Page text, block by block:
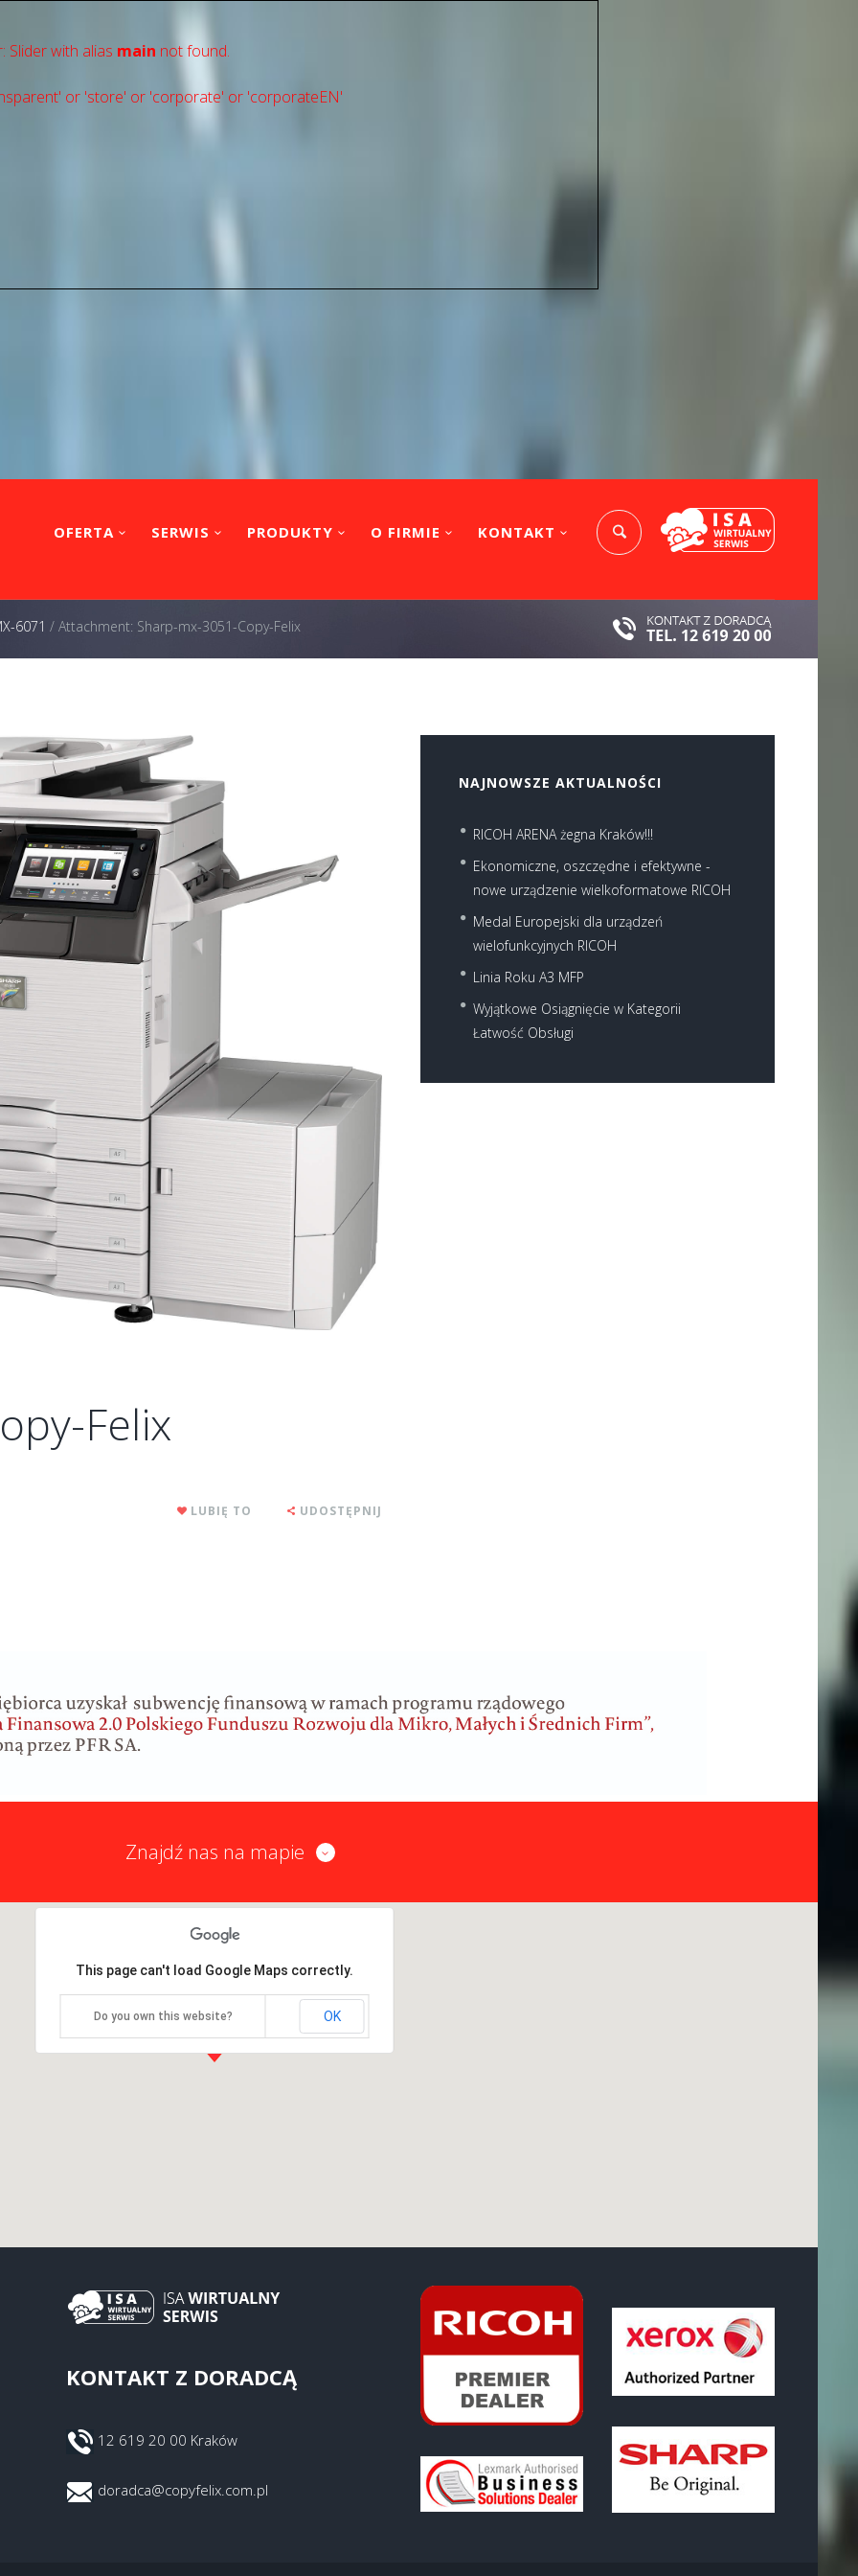
Slider with alias main not found.
or 'store' or 'сorporate' or 'corporateEN'
OFERTA SERWIS PRODUKTY O FIRMIE KONTAKT
6071 / Attachment: Sharp-mx-3051-Copy-Felix
Next item
...
Felix
LUBIĘ TO UDOSTĘPNIJ
NAJNOWSZE AKTUALNOŚCI
RICOH ARENA żegna Kraków!!!
Ekonomiczne, oszczędne i efektywne -
nowe urządzenie wielkoformatowe RICOH
Medal Europejski dla urządzeń
wielofunkcyjnych RICOH
Linia Roku A3 MFP
Wyjątkowe Osiągnięcie w Kategorii
Łatwość Obsługi
Znajdź nas na mapie
This page can't load Google Maps correctly.
Do you own this website? OK
KONTAKT Z DORADCĄ
12 619 20 00 Kraków
doradca@copyfelix.com.pl